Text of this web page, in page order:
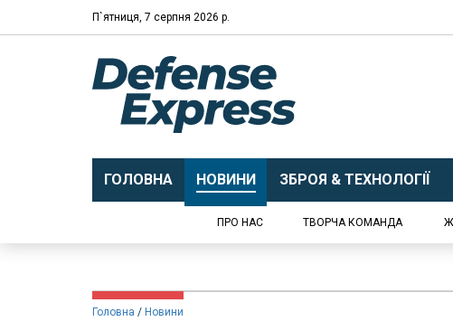
П`ятниця, 7 серпня 2026 р.
ГОЛОВНА НОВИНИ ЗБРОЯ & ТЕХНОЛОГІЇ
ПРО НАС ТВОРЧА КОМАНДА
Головна Новини